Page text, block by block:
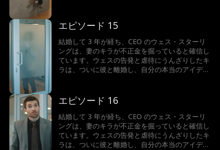
き、ウェスはどうするでしょうか？キラは彼にお
金を支払わせることができるでしょうか...それと
ももう一度彼に恋をしてしまうのでしょうか?
エピソード 15
結婚して 3 年が経ち、CEO のウェス・スターリ
ングは、妻のキラが不正金を掘っていると確信し
ています。ウェスの告発と虐待にうんざりしたキ
ラは、ついに彼と離婚し、自分の本当のアイデン
き、ウェスはどうするでしょうか？キラは彼にお
金を支払わせることができるでしょうか...それと
ももう一度彼に恋をしてしまうのでしょうか?
エピソード 16
結婚して 3 年が経ち、CEO のウェス・スターリ
ングは、妻のキラが不正金を掘っていると確信し
ています。ウェスの告発と虐待にうんざりしたキ
ラは、ついに彼と離婚し、自分の本当のアイデン